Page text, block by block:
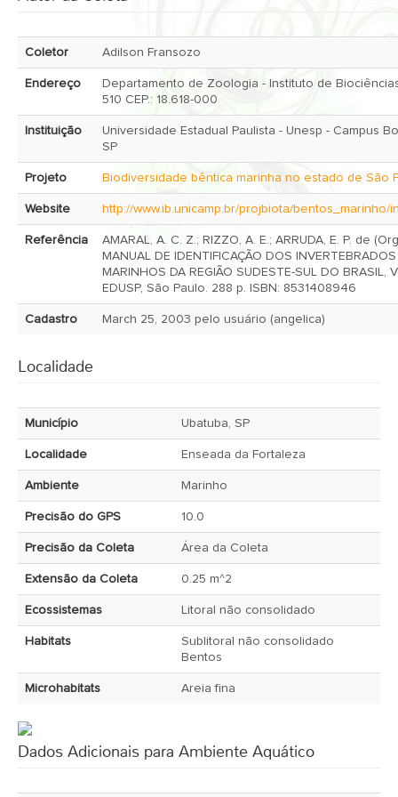
Coletor Adilson Fransozo
Endereço
Departamento de Zoologia - Instituto de
510 CEP.: 18.618-000
Instituição
Universidade Estadual Paulista - Unesp - Campus Botucatu,
SP
Projeto Biodiversidade bêntica marinha no estado de São
Website http://www.ib.unicamp.br/projbiota/bentos_marinho/
Referência
AMARAL, A. C. Z.; RIZZO, A. E.; ARRUDA, E. P. de
MANUAL DE IDENTIFICAÇÃO DOS INVERTEBRADOS
MARINHOS DA REGIÃO SUDESTE-SUL DO BRASIL,
EDUSP, São Paulo. 288 p. ISBN: 8531408946
Cadastro March 25, 2003 pelo usuário (angelica)
Localidade
Município Ubatuba, SP
Localidade Enseada da Fortaleza
Ambiente Marinho
Precisão do GPS 10.0
Precisão da Coleta Área da Coleta
Extensão da Coleta 0.25 m^2
Ecossistemas Litoral não consolidado
Habitats
Sublitoral não consolidado
Bentos
Microhabitats Areia fina
Dados Adicionais para Ambiente Aquático